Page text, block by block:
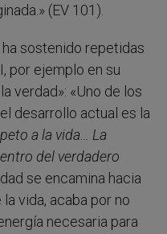
(EV 101).
sostenido repetidas
por ejemplo en su
verdad»: «Uno de los
desarrollo actual es la
a la vida… La
del verdadero
se encamina hacia
vida, acaba por no
necesaria para